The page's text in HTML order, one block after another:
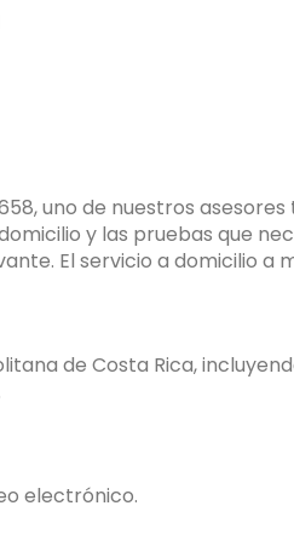
uno de nuestros
y las pruebas que
El servicio a domicilio a
de Costa Rica,
electrónico.